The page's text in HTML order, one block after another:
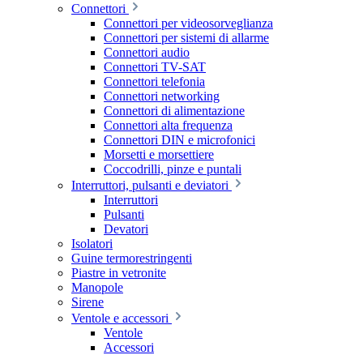
Connettori
Connettori per videosorveglianza
Connettori per sistemi di allarme
Connettori audio
Connettori TV-SAT
Connettori telefonia
Connettori networking
Connettori di alimentazione
Connettori alta frequenza
Connettori DIN e microfonici
Morsetti e morsettiere
Coccodrilli, pinze e puntali
Interruttori, pulsanti e deviatori
Interruttori
Pulsanti
Devatori
Isolatori
Guine termorestringenti
Piastre in vetronite
Manopole
Sirene
Ventole e accessori
Ventole
Accessori